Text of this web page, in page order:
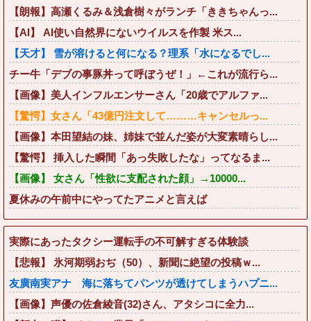
【朗報】高瀬くるみ＆浅倉樹々がランチ「ききちゃんっ...
【AI】 AI使い自然界にないウイルスを作製 米ス...
【天才】 雪が溶けると何になる？理系「水になるでし...
チー牛「デブの事豚丼って呼ぼうぜ！」←これが流行ら...
【画像】美人インフルエンサーさん「20歳でアルファ...
【驚愕】女さん「43億円注文して………キャンセルっ...
【画像】本田望結の妹、姉妹で並んだ姿が大変素晴らし...
【驚愕】 挿入した瞬間「あっ失敗したな」ってなるま...
【画像】 女さん「性欲に支配された顔」→10000...
夏休みの午前中にやってたアニメと言えば
実際にあったタクシー運転手の不可解すぎる体験談
【悲報】 氷河期弱おぢ（50）、新聞に絶望の投稿ｗ...
友廣南実アナ 海に落ちてパンツが透けてしまうハプニ...
【画像】声優の佐倉綾音(32)さん、アタシコに全力...